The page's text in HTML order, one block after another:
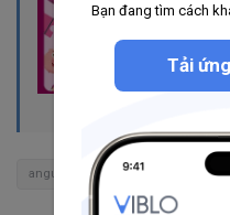
angular JavaScript
Bạn đang tìm cách
Tải